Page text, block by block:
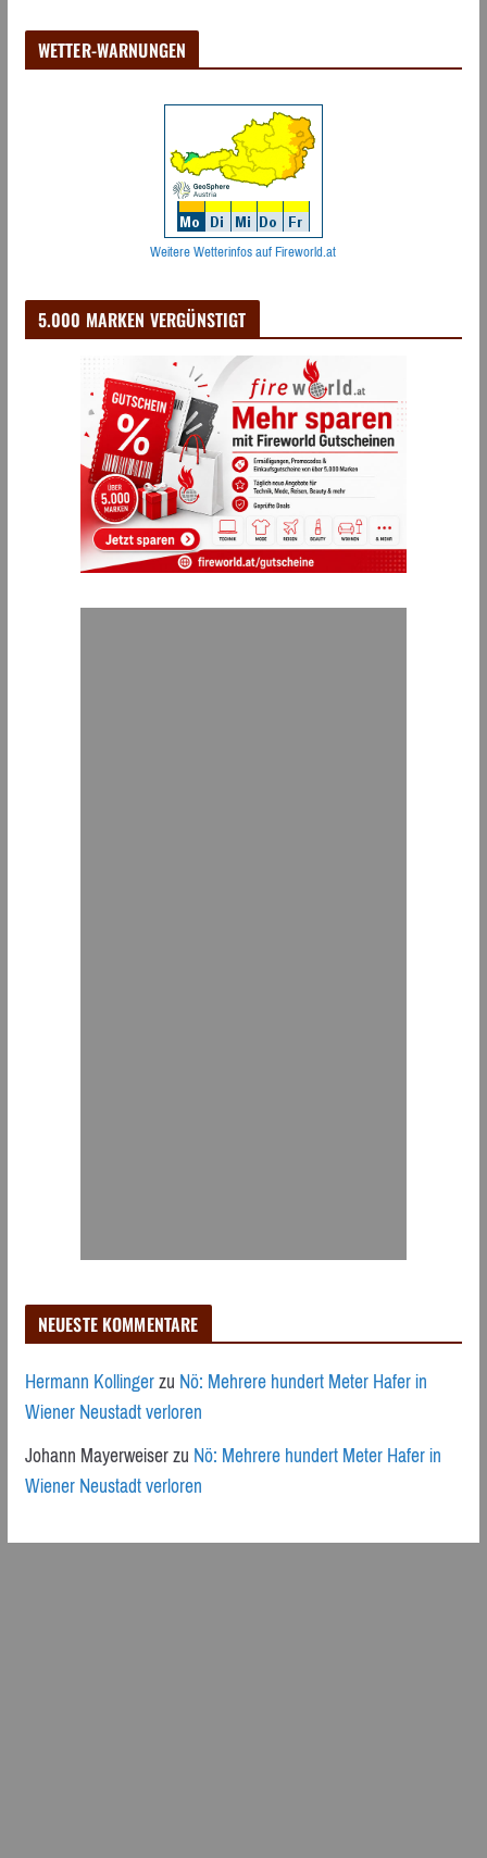
WETTER-WARNUNGEN
Weitere Wetterinfos auf Fireworld.at
5.000 MARKEN VERGÜNSTIGT
NEUESTE KOMMENTARE
Hermann KollingerzuNö: Mehrere hundert Meter Hafer in
Wiener Neustadt verloren
Johann MayerweiserzuNö: Mehrere hundert Meter Hafer in
Wiener Neustadt verloren